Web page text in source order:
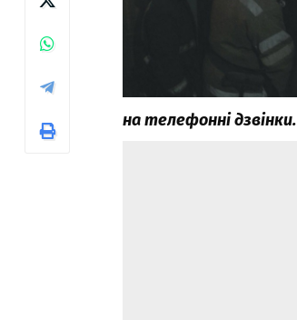
на телефонні дзвінки.